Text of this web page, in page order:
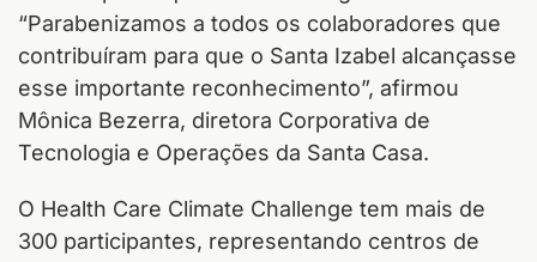
“Parabenizamos a todos os colaboradores que
contribuíram para que o Santa Izabel alcançasse
esse importante reconhecimento”, afirmou
Mônica Bezerra, diretora Corporativa de
Tecnologia e Operações da Santa Casa.
O Health Care Climate Challenge tem mais de
300 participantes, representando centros de